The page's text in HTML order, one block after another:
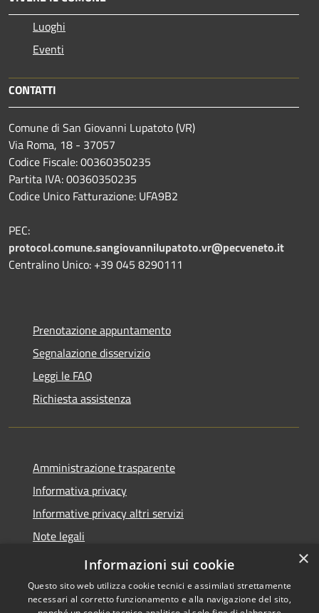
Luoghi
Eventi
CONTATTI
Comune di San Giovanni Lupatoto (VR)
Via Roma, 18 - 37057
Codice Fiscale: 00360350235
Partita IVA: 00360350235
Codice Unico Fatturazione: UFA9B2
PEC:
protocol.comune.sangiovannilupatoto.vr@pecveneto.it
Centralino Unico: +39 045 8290111
Prenotazione appuntamento
Segnalazione disservizio
Leggi le FAQ
Richiesta assistenza
Amministrazione trasparente
Informativa privacy
Informative privacy altri servizi
Note legali
Dichiarazione di accessibilità
×
Informazioni sui cookie
Questo sito web utilizza cookie tecnici e assimilati strettamente
necessari al corretto funzionamento e alla navigazione del sito,